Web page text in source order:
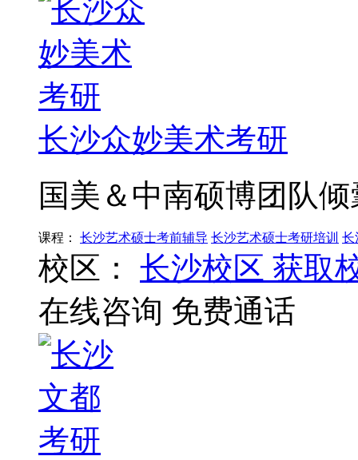
长沙众妙美术考研
国美＆中南硕博团队
课程： 长沙艺术硕士考前辅导 长沙艺术硕士考研培训 长
校区： 长沙校区 获取
在线咨询 免费通话